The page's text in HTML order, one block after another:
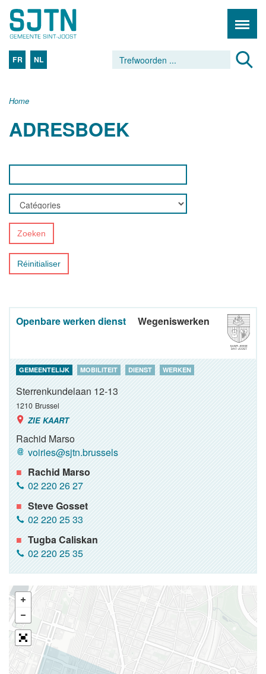
FR NL
Home
ADRESBOEK
Zoeken
Réinitialiser
Openbare werken dienst Wegeniswerken
GEMEENTELIJK MOBILITEIT DIENST WERKEN
Sterrenkundelaan 12-13
1210 Brussel
ZIE KAART
Rachid Marso
voiries@sjtn.brussels
Rachid Marso
02 220 26 27
Steve Gosset
02 220 25 33
Tugba Caliskan
02 220 25 35